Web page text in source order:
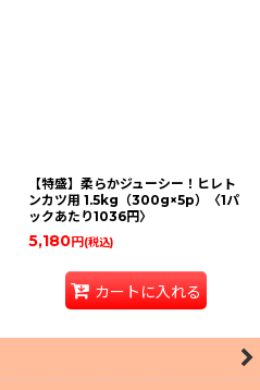
【特盛】柔らかジューシー！ヒレト
ンカツ用 1.5kg（300g×5p）〈1パ
ックあたり1036円〉
5,180円 (税込)
カートに入れる